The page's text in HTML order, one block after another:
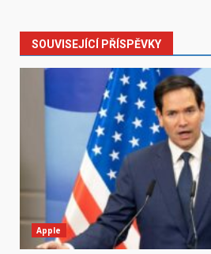
SOUVISEJÍCÍ PŘÍSPĚVKY
Apple